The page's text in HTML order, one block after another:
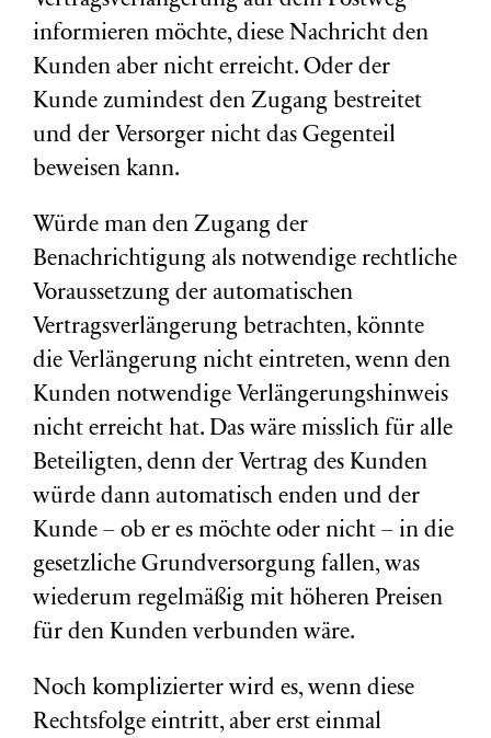
informieren möchte, diese Nachricht den
Kunden aber nicht erreicht. Oder der
Kunde zumindest den Zugang bestreitet
und der Versorger nicht das Gegenteil
beweisen kann.
Würde man den Zugang der
Benachrichtigung als notwendige rechtliche
Voraussetzung der automatischen
Vertragsverlängerung betrachten, könnte
die Verlängerung nicht eintreten, wenn den
Kunden notwendige Verlängerungshinweis
nicht erreicht hat. Das wäre misslich für alle
Beteiligten, denn der Vertrag des Kunden
würde dann automatisch enden und der
Kunde – ob er es möchte oder nicht – in die
gesetzliche Grundversorgung fallen, was
wiederum regelmäßig mit höheren Preisen
für den Kunden verbunden wäre.
Noch komplizierter wird es, wenn diese
Rechtsfolge eintritt, aber erst einmal